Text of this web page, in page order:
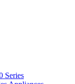
Series